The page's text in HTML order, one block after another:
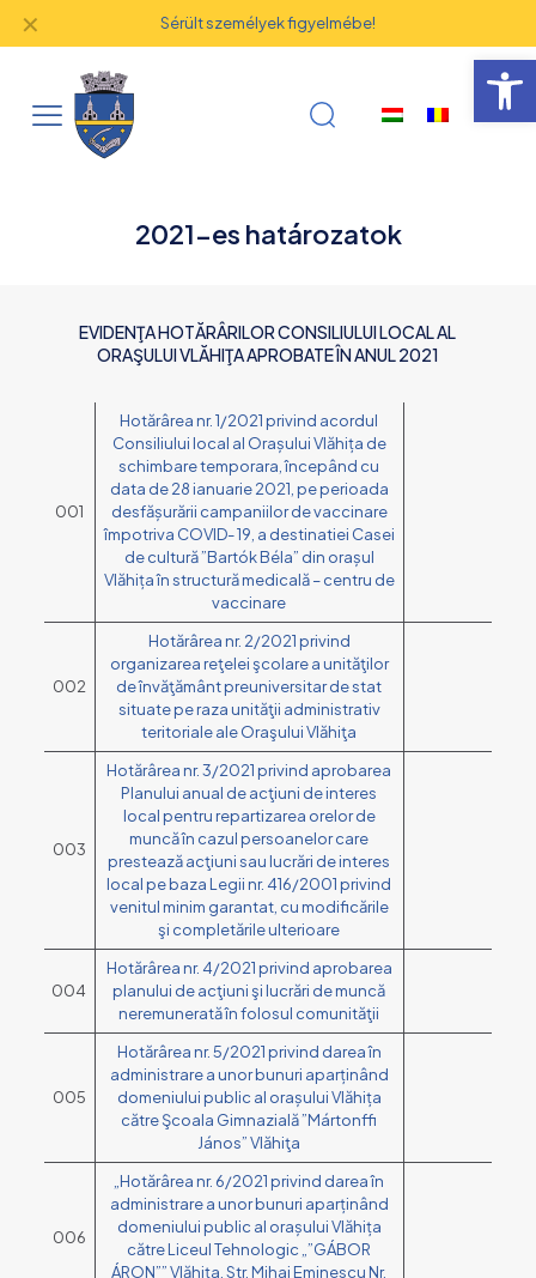
Sérült személyek figyelmébe!
✕
2021-es határozatok
EVIDENŢA HOTĂRÂRILOR CONSILIULUI LOCAL AL
ORAŞULUI VLĂHIŢA APROBATE ÎN ANUL 2021
001
Hotărârea nr. 1/2021 privind acordul
Consiliului local al Orașului Vlăhița de
schimbare temporara, începând cu
data de 28 ianuarie 2021, pe perioada
desfășurării campaniilor de vaccinare
împotriva COVID- 19, a destinatiei Casei
de cultură ”Bartók Béla” din orașul
Vlăhița în structură medicală – centru de
vaccinare
002
Hotărârea nr. 2/2021 privind
organizarea reţelei şcolare a unităţilor
de învăţământ preuniversitar de stat
situate pe raza unităţii administrativ
teritoriale ale Oraşului Vlăhiţa
003
Hotărârea nr. 3/2021 privind aprobarea
Planului anual de acţiuni de interes
local pentru repartizarea orelor de
muncă în cazul persoanelor care
prestează acţiuni sau lucrări de interes
local pe baza Legii nr. 416/2001 privind
venitul minim garantat, cu modificările
şi completările ulterioare
004
Hotărârea nr. 4/2021 privind aprobarea
planului de acţiuni şi lucrări de muncă
neremunerată în folosul comunităţii
005
Hotărârea nr. 5/2021 privind darea în
administrare a unor bunuri aparținând
domeniului public al orașului Vlăhița
către Şcoala Gimnazială ”Mártonffi
János” Vlăhiţa
006
„Hotărârea nr. 6/2021 privind darea în
administrare a unor bunuri aparținând
domeniului public al orașului Vlăhița
către Liceul Tehnologic „”GÁBOR
ÁRON”” Vlăhița, Str. Mihai Eminescu Nr.